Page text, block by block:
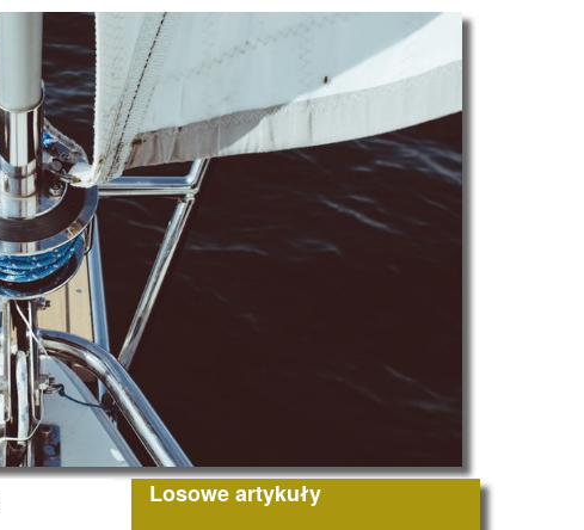
Losowe artykuły